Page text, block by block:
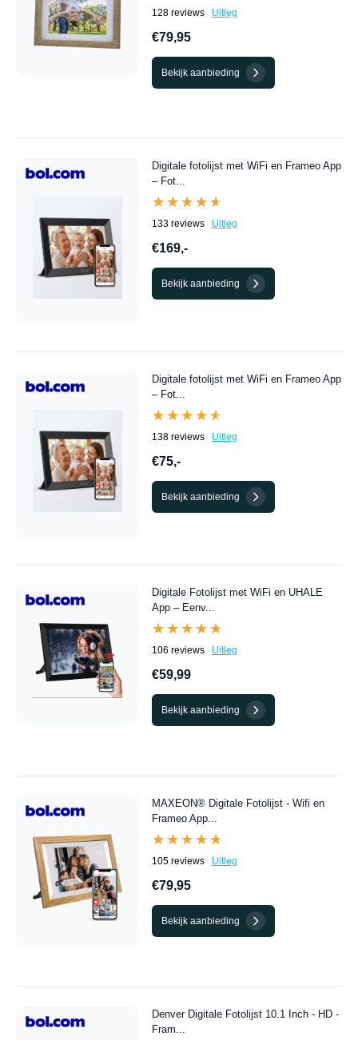
128 reviews Uitleg
€79,95
Bekijk aanbieding
Digitale fotolijst met WiFi en Frameo App
– Fot...
★★★★★
★★★★★
133 reviews Uitleg
€169,-
Bekijk aanbieding
Digitale fotolijst met WiFi en Frameo App
– Fot...
★★★★★
★★★★★
138 reviews Uitleg
€75,-
Bekijk aanbieding
Digitale Fotolijst met WiFi en UHALE
App – Eenv...
★★★★★
★★★★★
106 reviews Uitleg
€59,99
Bekijk aanbieding
MAXEON® Digitale Fotolijst - Wifi en
Frameo App...
★★★★★
★★★★★
105 reviews Uitleg
€79,95
Bekijk aanbieding
Denver Digitale Fotolijst 10.1 Inch - HD -
Fram...